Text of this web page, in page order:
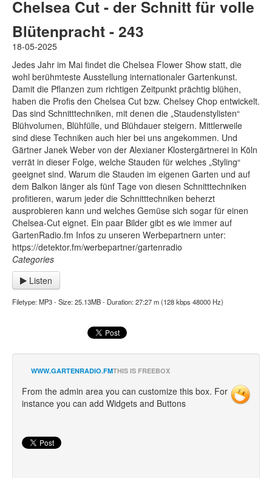
Chelsea Cut - der Schnitt für volle
Blütenpracht - 243
18-05-2025
Jedes Jahr im Mai findet die Chelsea Flower Show statt, die
wohl berühmteste Ausstellung internationaler Gartenkunst.
Damit die Pflanzen zum richtigen Zeitpunkt prächtig blühen,
haben die Profis den Chelsea Cut bzw. Chelsey Chop entwickelt.
Das sind Schnitttechniken, mit denen die „Staudenstylisten“
Blühvolumen, Blühfülle, und Blühdauer steigern. Mittlerweile
sind diese Techniken auch hier bei uns angekommen. Und
Gärtner Janek Weber von der Alexianer Klostergärtnerei in Köln
verrät in dieser Folge, welche Stauden für welches „Styling“
geeignet sind. Warum die Stauden im eigenen Garten und auf
dem Balkon länger als fünf Tage von diesen Schnitttechniken
profitieren, warum jeder die Schnitttechniken beherzt
ausprobieren kann und welches Gemüse sich sogar für einen
Chelsea-Cut eignet. Ein paar Bilder gibt es wie immer auf
GartenRadio.fm Infos zu unseren Werbepartnern unter:
https://detektor.fm/werbepartner/gartenradio
Categories
Listen
Filetype: MP3 - Size: 25.13MB - Duration: 27:27 m (128 kbps 48000 Hz)
WWW.GARTENRADIO.FMTHIS IS FREEBOX
From the admin area you can customize this box. For
instance you can add Widgets and Buttons